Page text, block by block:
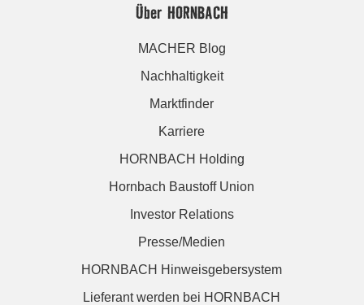
Über HORNBACH
MACHER Blog
Nachhaltigkeit
Marktfinder
Karriere
HORNBACH Holding
Hornbach Baustoff Union
Investor Relations
Presse/Medien
HORNBACH Hinweisgebersystem
Lieferant werden bei HORNBACH